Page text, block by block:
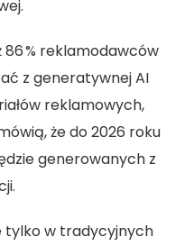
86 % reklamodawców
z generatywnej AI
reklamowych,
że do 2026 roku
generowanych z
tylko w tradycyjnych